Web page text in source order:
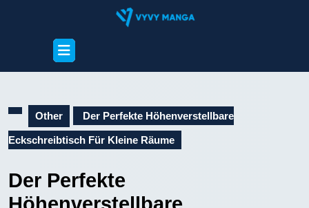
Open
Button
Other Der Perfekte Höhenverstellbare
Eckschreibtisch Für Kleine Räume
Der Perfekte